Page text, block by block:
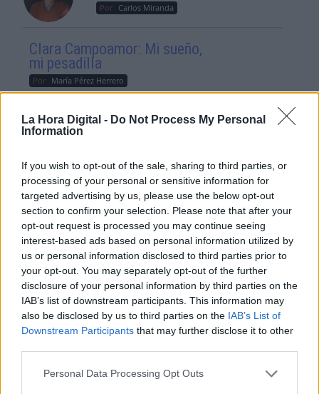
La Hora Digital - Do Not Process My Personal
Information
If you wish to opt-out of the sale, sharing to third parties, or
processing of your personal or sensitive information for
targeted advertising by us, please use the below opt-out
section to confirm your selection. Please note that after your
opt-out request is processed you may continue seeing
interest-based ads based on personal information utilized by
us or personal information disclosed to third parties prior to
your opt-out. You may separately opt-out of the further
disclosure of your personal information by third parties on the
IAB’s list of downstream participants. This information may
also be disclosed by us to third parties on the IAB’s List of
Downstream Participants that may further disclose it to other
Personal Data Processing Opt Outs
Por Carlos Miranda
Clara Campoamor: Mi sueño,
mi pesadilla
Por María Pérez Herrero
LABERINTO ESPAÑOL LABERINTO ESPAÑOL
LABERINTO ESPAÑOL
El Supremo deniega la salida de
prisión de los presos del procés y
considera ‘prematuro’ el tercer grado
Un día después de que el Congreso de los